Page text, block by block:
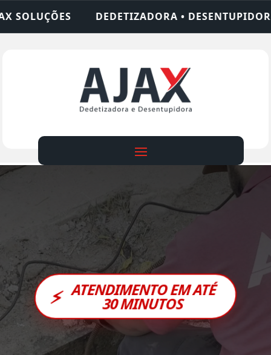
• DESENTUPIDORA • LIMPEZA DE
⚡ ATENDIMENTO EM ATÉ
30 MINUTOS